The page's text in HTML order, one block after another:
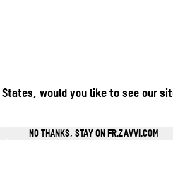
would you like to see our
NO THANKS, STAY ON FR.ZAVVI.COM